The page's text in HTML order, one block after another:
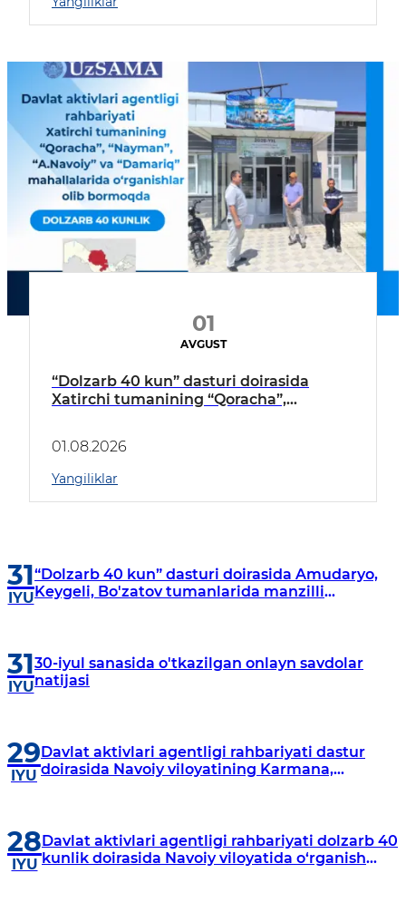
01
AVGUST
“Dolzarb 40 kun” dasturi doirasida
Xatirchi tumanining “Qoracha”,
borildi
01.08.2026
Yangiliklar
31
IYU
“Dolzarb 40 kun” dasturi doirasida Amudaryo,
Keygeli, Bo'zatov tumanlarida manzilli
31
IYU
30-iyul sanasida o'tkazilgan onlayn savdolar
natijasi
29
IYU
Davlat aktivlari agentligi rahbariyati dastur
doirasida Navoiy viloyatining Karmana,
28
IYU
Davlat aktivlari agentligi rahbariyati dolzarb 40
kunlik doirasida Navoiy viloyatida o‘rganish